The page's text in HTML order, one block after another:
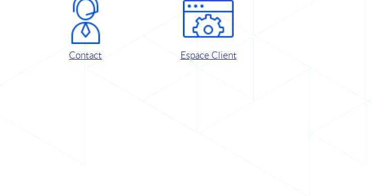
Contact Espace Client